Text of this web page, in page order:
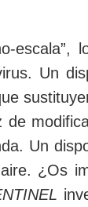
escala”,
Un
de
Un
¿Os